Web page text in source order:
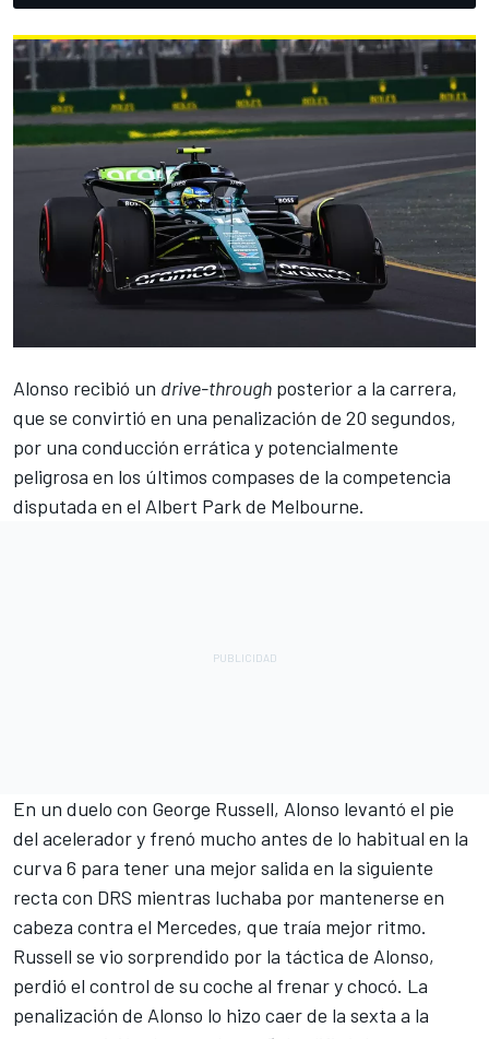
Alonso recibió un drive-through posterior a la carrera,
que se convirtió en una penalización de 20 segundos,
por una conducción errática y potencialmente
peligrosa en los últimos compases de la competencia
disputada en el Albert Park de Melbourne.
En un duelo con George Russell, Alonso levantó el pie
del acelerador y frenó mucho antes de lo habitual en la
curva 6 para tener una mejor salida en la siguiente
recta con DRS mientras luchaba por mantenerse en
cabeza contra el Mercedes, que traía mejor ritmo.
Russell se vio sorprendido por la táctica de Alonso,
perdió el control de su coche al frenar y chocó. La
penalización de Alonso lo hizo caer de la sexta a la